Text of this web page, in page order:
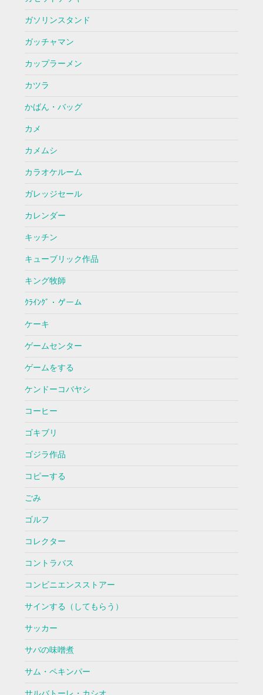
ガソリンスタンド
ガッチャマン
カップラーメン
カツラ
かばん・バッグ
カメ
カメムシ
カラオケルーム
ガレッジセール
カレンダー
キッチン
キューブリック作品
キング牧師
ｸﾗｲﾝｸﾞ・ゲーム
ケーキ
ゲームセンター
ゲームをする
ケンドーコバヤシ
コーヒー
ゴキブリ
ゴジラ作品
コピーする
ごみ
ゴルフ
コレクター
コントラバス
コンビニエンスストアー
サインする（してもらう）
サッカー
サバの味噌煮
サム・ペキンパー